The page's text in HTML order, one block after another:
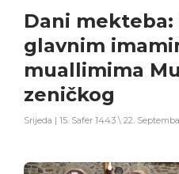
Dani mekteba:
glavnim
muallimima
zeničkog
Srijeda | 15. Safer 1443 \ 22.